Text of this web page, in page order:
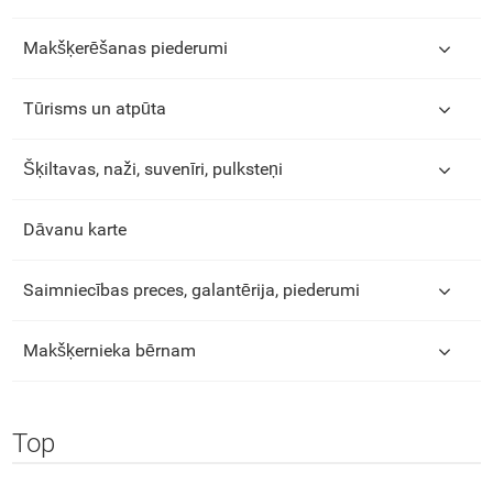
Makšķerēšanas piederumi
Tūrisms un atpūta
Šķiltavas, naži, suvenīri, pulksteņi
Dāvanu karte
Saimniecības preces, galantērija, piederumi
Makšķernieka bērnam
Top